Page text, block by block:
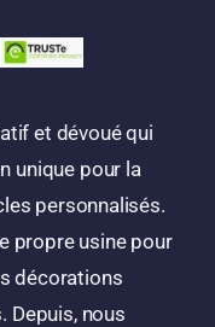
et dévoué qui
unique pour la
personnalisés.
propre usine pour
décorations
Depuis, nous